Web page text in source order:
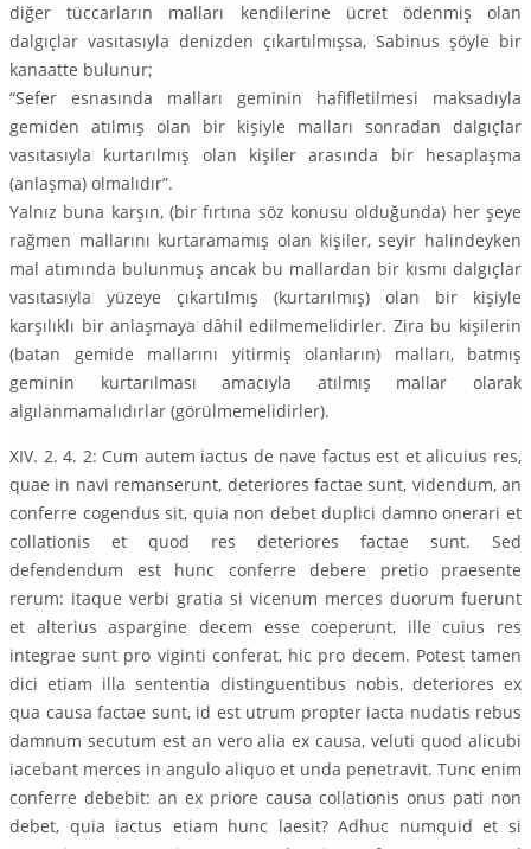
diğer tüccarların malları kendilerine ücret ödenmiş olan
dalgıçlar vasıtasıyla denizden çıkartılmışsa, Sabinus şöyle bir
kanaatte bulunur;
“Sefer esnasında malları geminin hafifletilmesi maksadıyla
gemiden atılmış olan bir kişiyle malları sonradan dalgıçlar
vasıtasıyla kurtarılmış olan kişiler arasında bir hesaplaşma
(anlaşma) olmalıdır”.
Yalnız buna karşın, (bir fırtına söz konusu olduğunda) her şeye
rağmen mallarını kurtaramamış olan kişiler, seyir halindeyken
mal atımında bulunmuş ancak bu mallardan bir kısmı dalgıçlar
vasıtasıyla yüzeye çıkartılmış (kurtarılmış) olan bir kişiyle
karşılıklı bir anlaşmaya dâhil edilmemelidirler. Zira bu kişilerin
(batan gemide mallarını yitirmiş olanların) malları, batmış
geminin kurtarılması amacıyla atılmış mallar olarak
algılanmamalıdırlar (görülmemelidirler).
XIV. 2. 4. 2: Cum autem iactus de nave factus est et alicuius res,
quae in navi remanserunt, deteriores factae sunt, videndum, an
conferre cogendus sit, quia non debet duplici damno onerari et
collationis et quod res deteriores factae sunt. Sed
defendendum est hunc conferre debere pretio praesente
rerum: itaque verbi gratia si vicenum merces duorum fuerunt
et alterius aspargine decem esse coeperunt, ille cuius res
integrae sunt pro viginti conferat, hic pro decem. Potest tamen
dici etiam illa sententia distinguentibus nobis, deteriores ex
qua causa factae sunt, id est utrum propter iacta nudatis rebus
damnum secutum est an vero alia ex causa, veluti quod alicubi
iacebant merces in angulo aliquo et unda penetravit. Tunc enim
conferre debebit: an ex priore causa collationis onus pati non
debet, quia iactus etiam hunc laesit? Adhuc numquid et si